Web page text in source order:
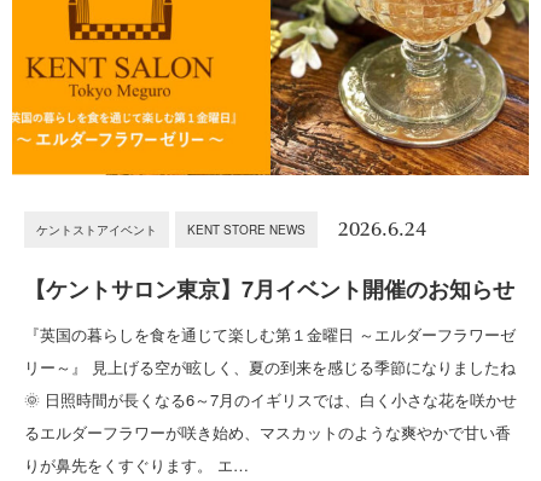
ケントストアイベント KENT STORE NEWS 2026.6.24
【ケントサロン東京】7月イベント開催のお知らせ
『英国の暮らしを食を通じて楽しむ第１金曜日 ～エルダーフラワーゼ
リー～』 見上げる空が眩しく、夏の到来を感じる季節になりましたね
🌞 日照時間が長くなる6～7月のイギリスでは、白く小さな花を咲かせ
るエルダーフラワーが咲き始め、マスカットのような爽やかで甘い香
りが鼻先をくすぐります。 エ…